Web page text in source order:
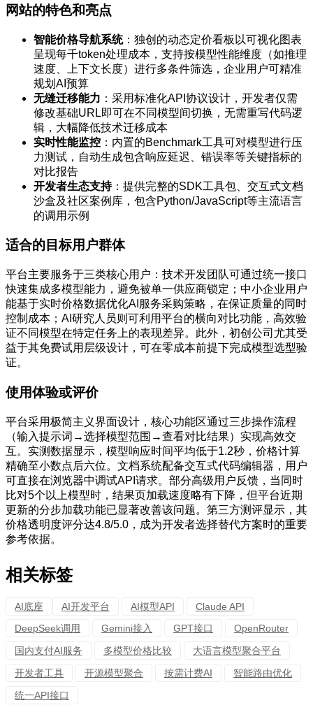
网站的特色和亮点
智能价格导航系统：独创的动态定价看板以可视化图表
呈现每千token处理成本，支持按模型性能维度（如推理
速度、上下文长度）进行多条件筛选，企业用户可精准
规划AI预算
无缝迁移能力 ：采用标准化API协议设计，开发者仅需
修改基础URL即可在不同模型间切换，无需重写代码逻
辑，大幅降低技术迁移成本
实时性能监控 ：内置的Benchmark工具可对模型进行压
力测试，自动生成包含响应延迟、错误率等关键指标的
对比报告
开发者生态支持：提供完整的SDK工具包、交互式文档
沙盒及社区案例库，包含Python/JavaScript等主流语言
的调用示例
适合的目标用户群体
平台主要服务于三类核心用户：技术开发团队可通过统一接口
快速集成多模型能力，避免被单一供应商锁定；中小企业用户
能基于实时价格数据优化AI服务采购策略，在保证质量的同时
控制成本；AI研究人员则可利用平台的横向对比功能，高效验
证不同模型在特定任务上的表现差异。此外，初创公司尤其受
益于其免费试用层级设计，可在零成本前提下完成模型选型验
证。
使用体验或评价
平台采用极简主义界面设计，核心功能区通过三步操作流程
（输入提示词→选择模型范围→查看对比结果）实现高效交
互。实测数据显示，模型响应时间平均低于1.2秒，价格计算
精确至小数点后六位。文档系统配备交互式代码编辑器，用户
可直接在浏览器中调试API请求。部分高级用户反馈，当同时
比对5个以上模型时，结果页加载速度略有下降，但平台近期
更新的分步加载功能已显著改善该问题。第三方测评显示，其
价格透明度评分达4.8/5.0，成为开发者选择替代方案时的重要
参考依据。
相关标签
AI底座 AI开发平台 AI模型API
Claude API
DeepSeek调用
Gemini接入 GPT接口
OpenRouter
国内支付AI服务
多模型价格比较
大语言模型聚合平台
开发者工具
开源模型聚合 按需计费AI
智能路由优化
统一API接口